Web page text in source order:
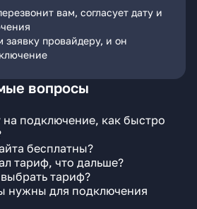
вам, согласует дату и
провайдеру, и он
вопросы
на подключение, как быстро
бесплатны?
тариф, что дальше?
тариф?
нужны для подключения